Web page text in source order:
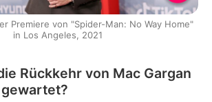
Premiere von "Spider-Man: No Way Home"
in Los Angeles, 2021
Rückkehr von Mac Gargan